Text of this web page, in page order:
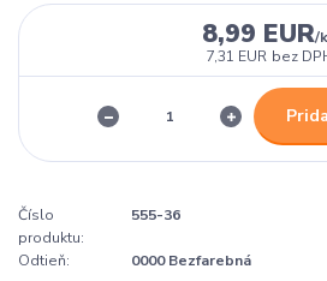
8,99 EUR/
7,31 EUR bez
Číslo
produktu:
555-36
Odtieň: 0000 Bezfarebná